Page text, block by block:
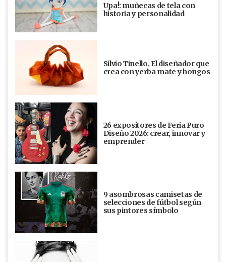
Upa!: muñecas de tela con
historia y personalidad
Silvio Tinello. El diseñador que
crea con yerba mate y hongos
26 expositores de Feria Puro
Diseño 2026: crear, innovar y
emprender
9 asombrosas camisetas de
selecciones de fútbol según
sus pintores símbolo